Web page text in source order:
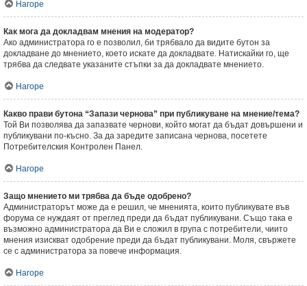
Нагоре
Как мога да докладвам мнения на модератор?
Ако администратора го е позволил, би трябвало да видите бутон за
докладване до мнението, което искате да докладвате. Натискайки го, ще
трябва да следвате указаните стъпки за да докладвате мнението.
Нагоре
Какво прави бутона “Запази чернова” при публикуване на мнение/тема?
Той Ви позволява да запазвате чернови, който могат да бъдат довършени и
публикувани по-късно. За да заредите записана чернова, посетете
Потребителския Контролен Панел.
Нагоре
Защо мнението ми трябва да бъде одобрено?
Администраторът може да е решил, че мненията, които публикувате във
форума се нуждаят от преглед преди да бъдат публикувани. Също така е
възможно администратора да Ви е сложил в група с потребители, чиито
мнения изискват одобрение преди да бъдат публикувани. Моля, свържете
се с администратора за повече информация.
Нагоре